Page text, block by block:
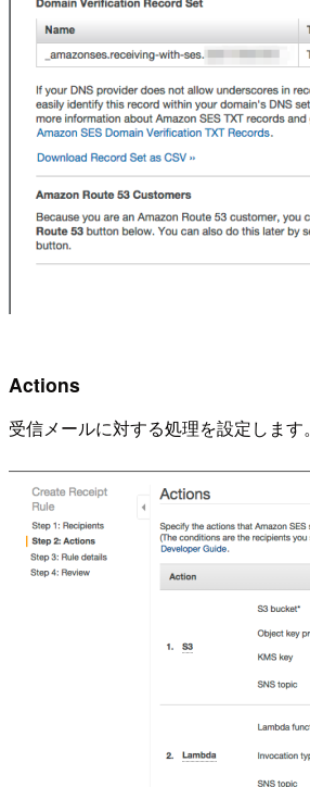
Actions
受信メールに対する処理を設定します。